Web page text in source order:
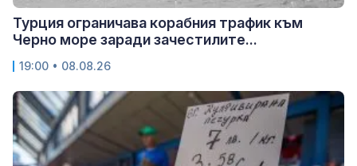
Турция ограничава корабния трафик към
Черно море заради зачестилите...
19:00 • 08.08.26